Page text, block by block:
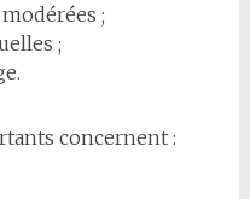
;
;
concernent :